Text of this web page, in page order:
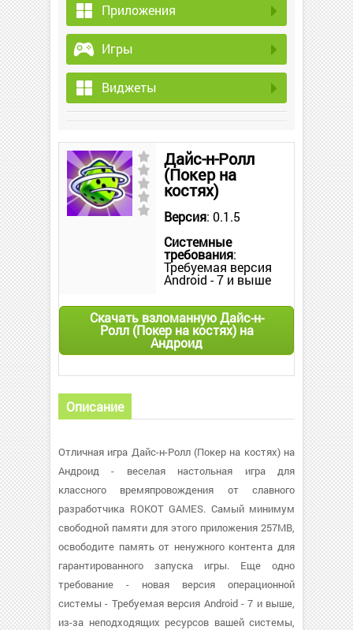
Приложения
Игры
Виджеты
Дайс-н-Ролл
(Покер на
костях)
Версия: 0.1.5
Системные
требования:
Требуемая версия
Android - 7 и выше
Скачать взломанную Дайс-н-
Ролл (Покер на костях) на
Андроид
Описание
Отличная игра Дайс-н-Ролл (Покер на костях) на
Андроид - веселая настольная игра для
классного времяпровождения от славного
разработчика ROKOT GAMES. Самый минимум
свободной памяти для этого приложения 257MB,
освободите память от ненужного контента для
гарантированного запуска игры. Еще одно
требование - новая версия операционной
системы - Требуемая версия Android - 7 и выше,
из-за неподходящих ресурсов вашей системы,